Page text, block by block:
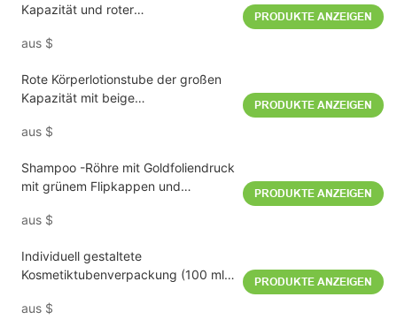
Kapazität und roter
aus $
PRODUKTE ANZEIGEN
Rote Körperlotionstube der großen
Kapazität mit beige
aus $
PRODUKTE ANZEIGEN
Shampoo -Röhre mit Goldfoliendruck
mit grünem Flipkappen und
ml
aus $
PRODUKTE ANZEIGEN
Individuell gestaltete
Kosmetiktubenverpackung (100 ml,
Farbverlauf
aus $
PRODUKTE ANZEIGEN